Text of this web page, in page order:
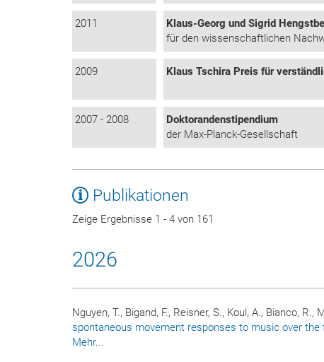
2011
Klaus-Georg und Sigrid
für den wissenschaftlichen
2009 Klaus Tschira Preis für
2007 - 2008
Doktorandenstipendium
der Max-Planck-Gesellschaft
Publikationen
Zeige Ergebnisse 1 - 4 von 161
2026
Nguyen, T., Bigand, F., Reisner, S., Koul, A., Bianco, R.,
spontaneous movement responses to music over the
Mehr...